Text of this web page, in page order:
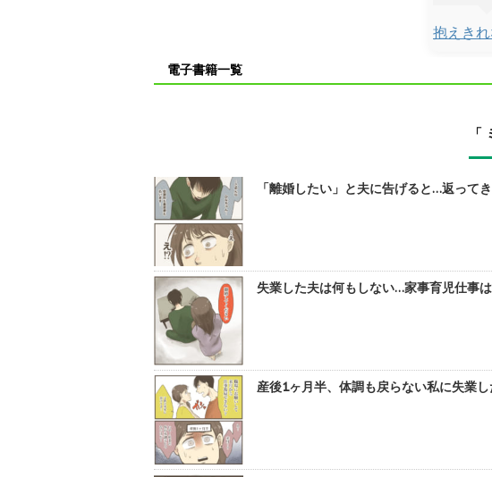
抱えき
電子書籍一覧
「
「離婚したい」と夫に告げると…返っ
失業した夫は何もしない…家事育児仕事
産後1ヶ月半、体調も戻らない私に失業